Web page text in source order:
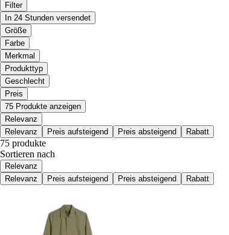
Filter
In 24 Stunden versendet
Größe
Farbe
Merkmal
Produkttyp
Geschlecht
Preis
75 Produkte anzeigen
Relevanz
Relevanz
Preis aufsteigend Preis absteigend Rabatt
75 produkte
Sortieren nach
Relevanz
Relevanz
Preis aufsteigend Preis absteigend Rabatt